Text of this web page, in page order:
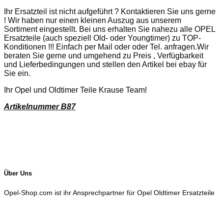
Ihr Ersatzteil ist nicht aufgeführt ? Kontaktieren Sie uns gerne
! Wir haben nur einen kleinen Auszug aus unserem
Sortiment eingestellt. Bei uns erhalten Sie nahezu alle OPEL
Ersatzteile (auch speziell Old- oder Youngtimer) zu TOP-
Konditionen !!! Einfach per Mail oder oder Tel. anfragen.Wir
beraten Sie gerne und umgehend zu Preis , Verfügbarkeit
und Lieferbedingungen und stellen den Artikel bei ebay für
Sie ein.
Ihr Opel und Oldtimer Teile Krause Team!
Artikelnummer B87
Über Uns
Opel-Shop.com ist ihr Ansprechpartner für Opel Oldtimer Ersatzteile